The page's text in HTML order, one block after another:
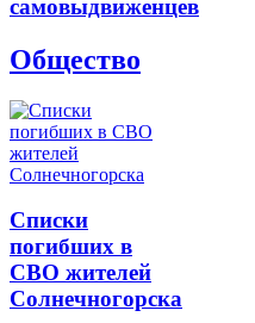
самовыдвиженцев
Общество
Списки
погибших в
СВО жителей
Солнечногорска